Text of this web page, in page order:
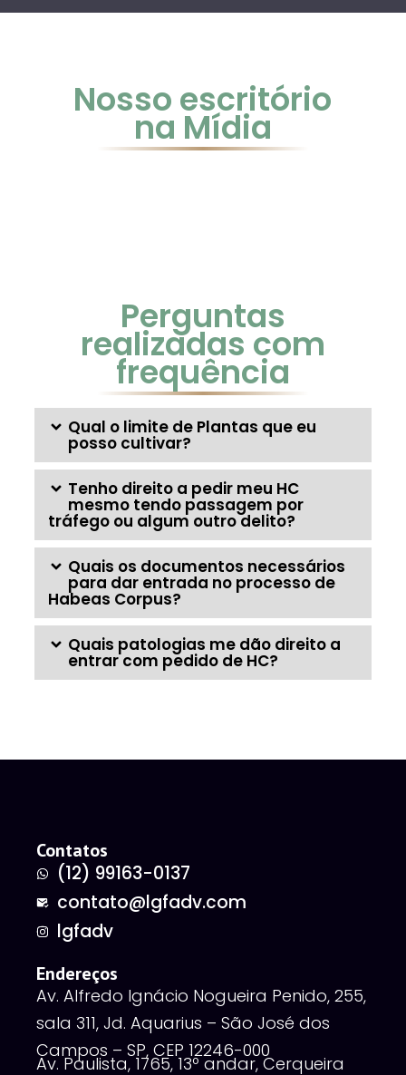
Nosso escritório
na Mídia
Perguntas
realizadas com
frequência
Qual o limite de Plantas que eu
posso cultivar?
Tenho direito a pedir meu HC
mesmo tendo passagem por
tráfego ou algum outro delito?
Quais os documentos necessários
para dar entrada no processo de
Habeas Corpus?
Quais patologias me dão direito a
entrar com pedido de HC?
Contatos
(12) 99163-0137
contato@lgfadv.com
lgfadv
Endereços
Av. Alfredo Ignácio Nogueira Penido, 255,
sala 311, Jd. Aquarius – São José dos
Campos – SP, CEP 12246-000
Av. Paulista, 1765, 13º andar, Cerqueira